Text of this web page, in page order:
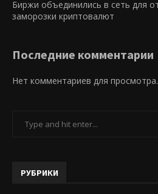
Биржи объединились в сеть для
заморозки криптовалют
Последние комментарии
Нет комментариев для просмотра.
РУБРИКИ